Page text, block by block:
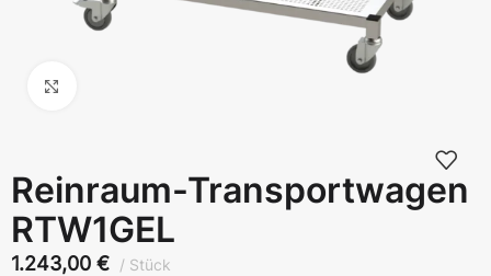
Reinraum-Transportwagen
RTW1GEL
1.243,00 € Stück